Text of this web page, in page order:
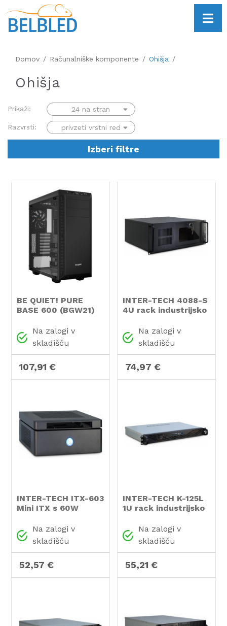
Domov Računalniške komponente Ohišja
Ohišja
Prikaži:
Razvrsti:
Izberi filtre
BE QUIET! PURE
BASE 600 (BGW21)
ohišjeNa zalogi v
skladišču
107,91 €
INTER-TECH 4088-S
4U rack industrijsko
Na zalogi v
skladišču
74,97 €
INTER-TECH ITX-603
Mini ITX s 60W
ohišjeNa zalogi v
skladišču
52,57 €
INTER-TECH K-125L
1U rack industrijsko
Na zalogi v
skladišču
55,21 €